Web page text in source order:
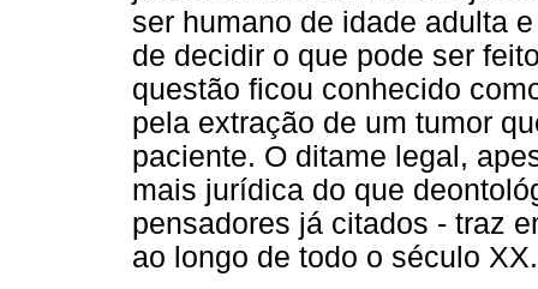
ser humano de idade adulta
de decidir o que pode ser
questão ficou conhecido
pela extração de um tumor
paciente. O ditame legal,
mais jurídica do que
pensadores já citados - traz
ao longo de todo o século XX.